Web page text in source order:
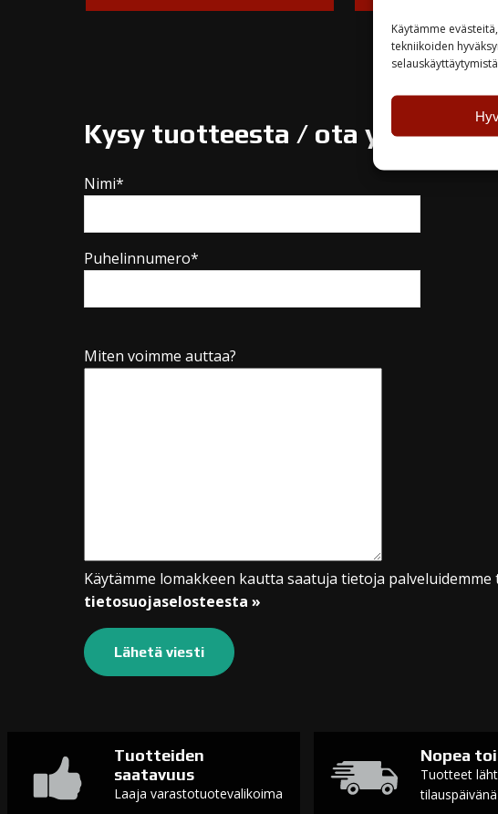
Käytämme
tekniikoiden
Kysy tuotteesta / ota yhteyttä
Nimi*
Puhelinnumero*
Miten voimme auttaa?
Käytämme lomakkeen kautta saatuja tietoja
tietosuojaselosteesta »
Tuotteiden
saatavuus
Laaja varastotuotevalikoima
Nopea
Tuotteet